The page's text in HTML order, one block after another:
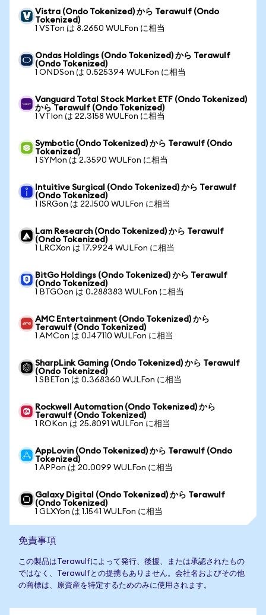
Vistra (Ondo Tokenized) から Terawulf (Ondo
Tokenized)
1 VSTon は 8.2650 WULFon に相当
Ondas Holdings (Ondo Tokenized) から Terawulf
(Ondo Tokenized)
1 ONDSon は 0.525394 WULFon に相当
Vanguard Total Stock Market ETF (Ondo Tokenized)
から Terawulf (Ondo Tokenized)
1 VTIon は 22.3158 WULFon に相当
Symbotic (Ondo Tokenized) から Terawulf (Ondo
Tokenized)
1 SYMon は 2.3590 WULFon に相当
Intuitive Surgical (Ondo Tokenized) から Terawulf
(Ondo Tokenized)
1 ISRGon は 22.1500 WULFon に相当
Lam Research (Ondo Tokenized) から Terawulf
(Ondo Tokenized)
1 LRCXon は 17.9924 WULFon に相当
BitGo Holdings (Ondo Tokenized) から Terawulf
(Ondo Tokenized)
1 BTGOon は 0.288383 WULFon に相当
AMC Entertainment (Ondo Tokenized) から
Terawulf (Ondo Tokenized)
1 AMCon は 0.147110 WULFon に相当
SharpLink Gaming (Ondo Tokenized) から Terawulf
(Ondo Tokenized)
1 SBETon は 0.368360 WULFon に相当
Rockwell Automation (Ondo Tokenized) から
Terawulf (Ondo Tokenized)
1 ROKon は 25.8091 WULFon に相当
AppLovin (Ondo Tokenized) から Terawulf (Ondo
Tokenized)
1 APPon は 20.0099 WULFon に相当
Galaxy Digital (Ondo Tokenized) から Terawulf
(Ondo Tokenized)
1 GLXYon は 1.1541 WULFon に相当
免責事項
この製品はTerawulfによって発行、後援、または承認されたもの
ではなく、Terawulfとの提携もありません。会社名およびその他
の商標は、原資産を特定するためのみに使用されます。